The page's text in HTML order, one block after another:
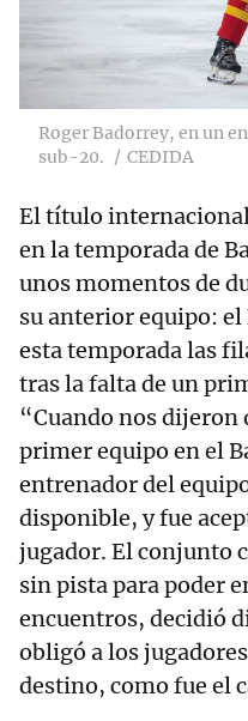
Roger Badorrey, en un
sub-20.
CEDIDA
El título
en la temporada de
unos momentos de
su anterior equipo: el
esta temporada las
tras la falta de un
“Cuando nos dijeron
primer equipo en el
entrenador del
disponible, y fue
jugador. El conjunto
sin pista para poder
encuentros, decidió
obligó a los
destino, como fue el